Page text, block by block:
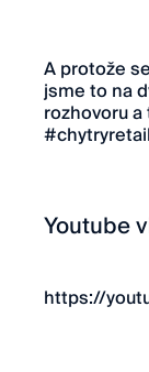
A protože
jsme to na
rozhovoru
#chytryretail
Youtube
https://